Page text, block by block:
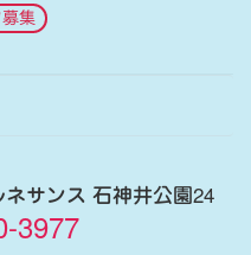
集
サンス 石神井公園24
3977